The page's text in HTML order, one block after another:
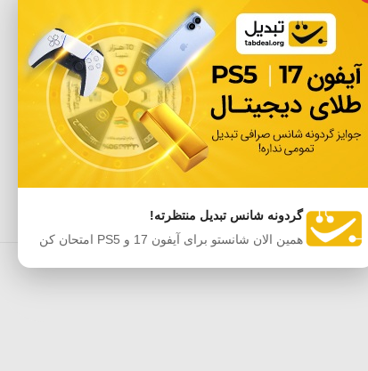
عامل 10 می باشد.
گردونه شانس تبدیل منتظرته!
همین الان شانستو برای آیفون 17 و PS5 امتحان کن